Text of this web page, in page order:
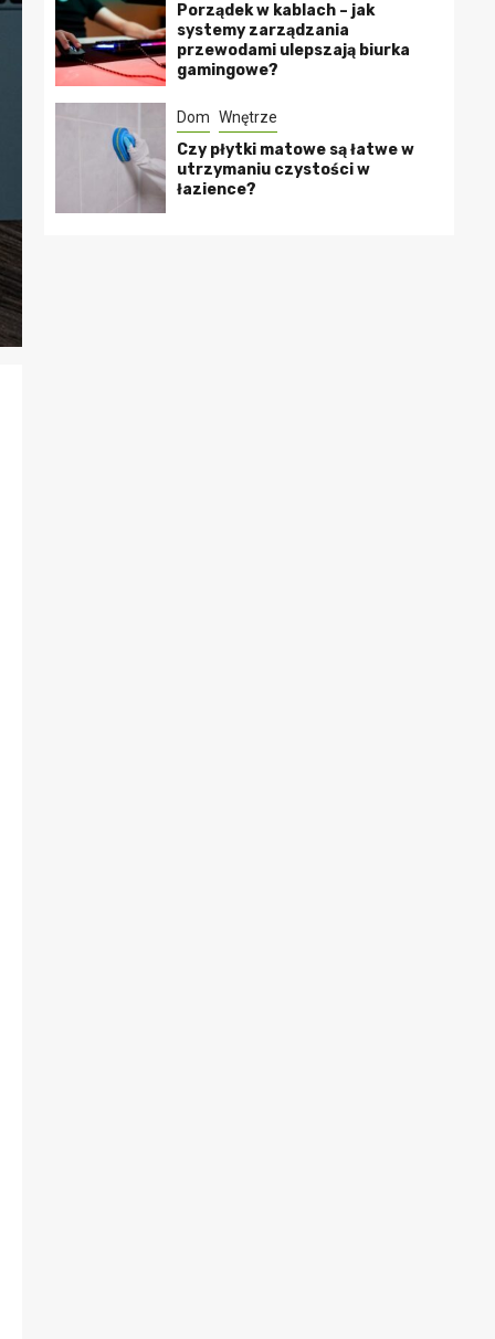
Porządek w kablach – jak
systemy zarządzania
przewodami ulepszają biurka
gamingowe?
Dom Wnętrze
Czy płytki matowe są łatwe w
utrzymaniu czystości w
łazience?